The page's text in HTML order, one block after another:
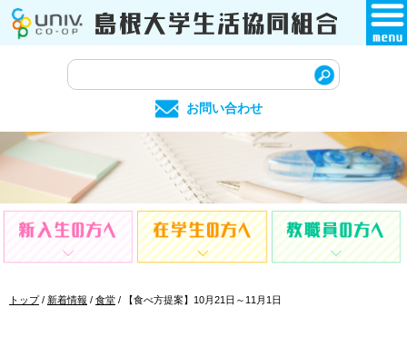
このページの本文へ
サ
索
お問い合わせ
現
トップ/ 新着情報 / 食堂 / 【食べ方提案】10月21日～11月1日